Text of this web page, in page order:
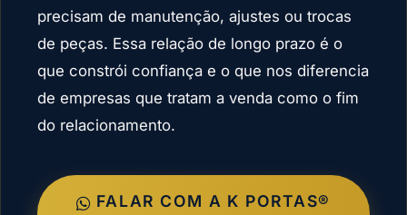
precisam de manutenção, ajustes ou trocas
de peças. Essa relação de longo prazo é o
que constrói confiança e o que nos diferencia
de empresas que tratam a venda como o fim
do relacionamento.
FALAR COM A K PORTAS®